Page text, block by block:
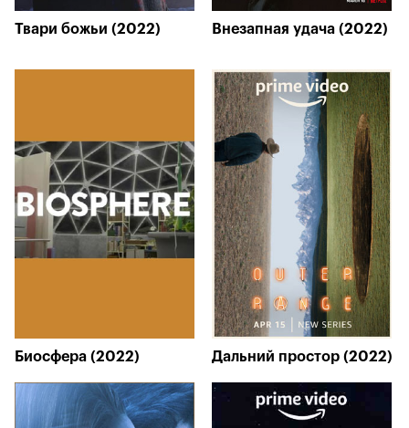
Твари божьи (2022) Внезапная удача (2022)
Биосфера (2022) Дальний простор (2022)